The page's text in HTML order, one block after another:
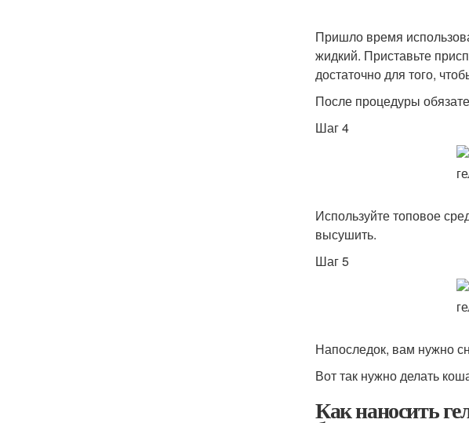
Пришло время
жидкий. Приставьте
достаточно для того,
После процедуры
Шаг 4
Используйте топовое
высушить.
Шаг 5
Напоследок, вам нужно
Вот так нужно делать
Как наносить